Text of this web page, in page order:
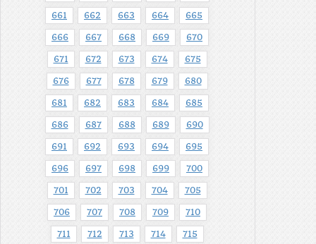
661 662 663 664 665
666 667 668 669 670
671 672 673 674 675
676 677 678 679 680
681 682 683 684 685
686 687 688 689 690
691 692 693 694 695
696 697 698 699 700
701 702 703 704 705
706 707 708 709 710
711 712 713 714 715